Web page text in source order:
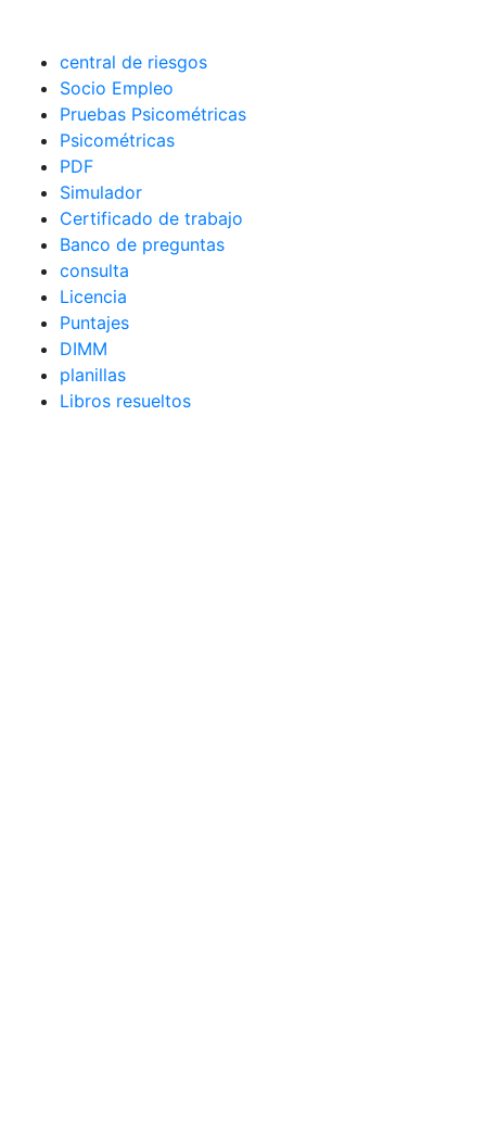
central de riesgos
Socio Empleo
Pruebas Psicométricas
Psicométricas
PDF
Simulador
Certificado de trabajo
Banco de preguntas
consulta
Licencia
Puntajes
DIMM
planillas
Libros resueltos